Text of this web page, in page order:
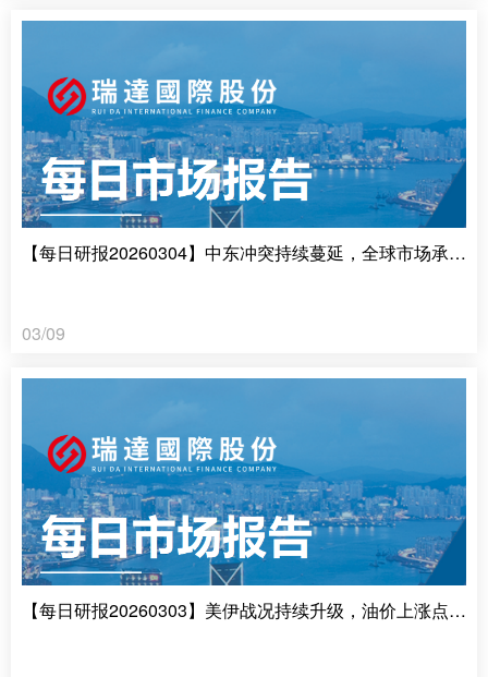
【每日研报20260304】中东冲突持续蔓延，全球市场承压明显
03/09
【每日研报20260303】美伊战况持续升级，油价上涨点燃通胀担忧